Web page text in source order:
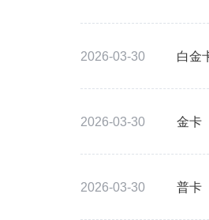
2026-03-30 白金
2026-03-30 金卡
2026-03-30 普卡